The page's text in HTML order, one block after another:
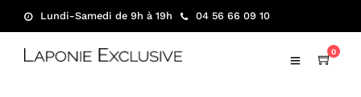
Lundi-Samedi de 9h à 19h 04 56 66 09 10
0